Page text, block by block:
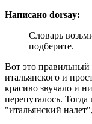
Написано dorsay:
Словарь
подберите.
Вот это правильный
итальянского и
красиво звучало и
перепуталось. Тогда
"итальянский